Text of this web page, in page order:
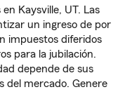
Kaysville, UT. Las
un ingreso de por
impuestos diferidos
para la jubilación.
depende de sus
del mercado. Genere